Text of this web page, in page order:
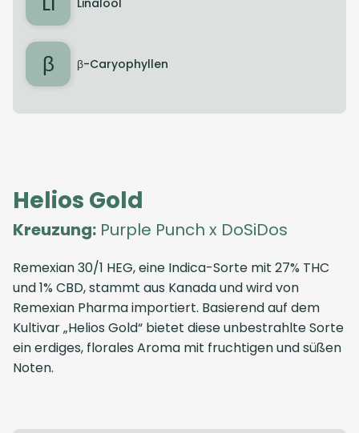
β β-Caryophyllen
Helios Gold
Kreuzung: Purple Punch x DoSiDos
Remexian 30/1 HEG, eine Indica-Sorte mit 27% THC
und 1% CBD, stammt aus Kanada und wird von
Remexian Pharma importiert. Basierend auf dem
Kultivar „Helios Gold“ bietet diese unbestrahlte Sorte
ein erdiges, florales Aroma mit fruchtigen und süßen
Noten.